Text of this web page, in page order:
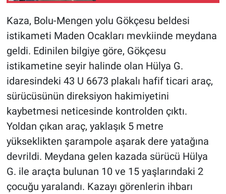
Kaza, Bolu-Mengen yolu Gökçesu beldesi
istikameti Maden Ocakları mevkiinde meydana
geldi. Edinilen bilgiye göre, Gökçesu
istikametine seyir halinde olan Hülya G.
idaresindeki 43 U 6673 plakalı hafif ticari araç,
sürücüsünün direksiyon hakimiyetini
kaybetmesi neticesinde kontrolden çıktı.
Yoldan çıkan araç, yaklaşık 5 metre
yükseklikten şarampole aşarak dere yatağına
devrildi. Meydana gelen kazada sürücü Hülya
G. ile araçta bulunan 10 ve 15 yaşlarındaki 2
çocuğu yaralandı. Kazayı görenlerin ihbarı